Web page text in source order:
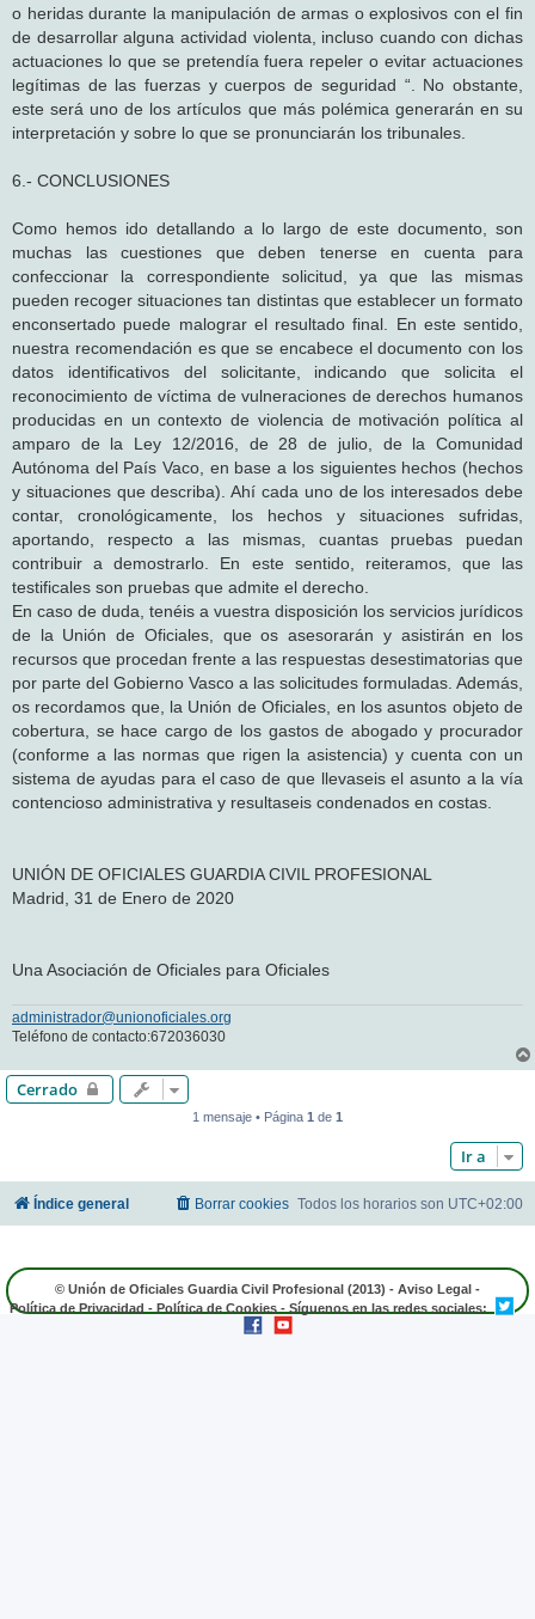
o heridas durante la manipulación de armas o explosivos con el fin
de desarrollar alguna actividad violenta, incluso cuando con dichas
actuaciones lo que se pretendía fuera repeler o evitar actuaciones
legítimas de las fuerzas y cuerpos de seguridad “. No obstante,
este será uno de los artículos que más polémica generarán en su
interpretación y sobre lo que se pronunciarán los tribunales.
6.- CONCLUSIONES
Como hemos ido detallando a lo largo de este documento, son
muchas las cuestiones que deben tenerse en cuenta para
confeccionar la correspondiente solicitud, ya que las mismas
pueden recoger situaciones tan distintas que establecer un formato
enconsertado puede malograr el resultado final. En este sentido,
nuestra recomendación es que se encabece el documento con los
datos identificativos del solicitante, indicando que solicita el
reconocimiento de víctima de vulneraciones de derechos humanos
producidas en un contexto de violencia de motivación política al
amparo de la Ley 12/2016, de 28 de julio, de la Comunidad
Autónoma del País Vaco, en base a los siguientes hechos (hechos
y situaciones que describa). Ahí cada uno de los interesados debe
contar, cronológicamente, los hechos y situaciones sufridas,
aportando, respecto a las mismas, cuantas pruebas puedan
contribuir a demostrarlo. En este sentido, reiteramos, que las
testificales son pruebas que admite el derecho.
En caso de duda, tenéis a vuestra disposición los servicios jurídicos
de la Unión de Oficiales, que os asesorarán y asistirán en los
recursos que procedan frente a las respuestas desestimatorias que
por parte del Gobierno Vasco a las solicitudes formuladas. Además,
os recordamos que, la Unión de Oficiales, en los asuntos objeto de
cobertura, se hace cargo de los gastos de abogado y procurador
(conforme a las normas que rigen la asistencia) y cuenta con un
sistema de ayudas para el caso de que llevaseis el asunto a la vía
contencioso administrativa y resultaseis condenados en costas.
UNIÓN DE OFICIALES GUARDIA CIVIL PROFESIONAL
Madrid, 31 de Enero de 2020
Una Asociación de Oficiales para Oficiales
administrador@unionoficiales.org
Teléfono de contacto:672036030
Cerrado
1 mensaje • Página 1 de 1
Ir a
Índice general Todos los horarios son UTC+02:00
Borrar cookies
© Unión de Oficiales Guardia Civil Profesional (2013) - Aviso Legal -
Política de Privacidad - Política de Cookies - Síguenos en las redes sociales: